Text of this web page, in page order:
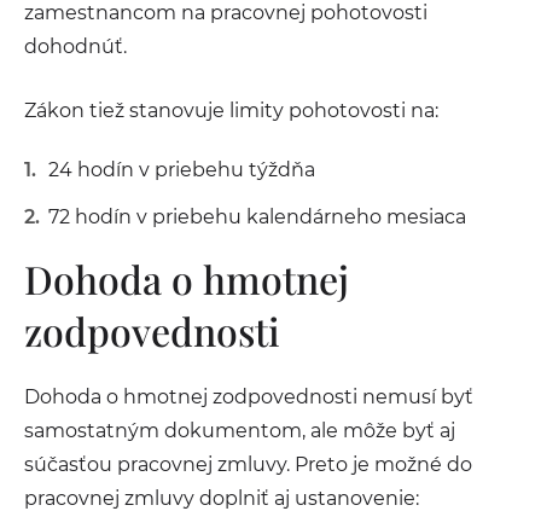
zamestnancom na pracovnej pohotovosti
dohodnúť.
Zákon tiež stanovuje limity pohotovosti na:
24 hodín v priebehu týždňa
72 hodín v priebehu kalendárneho mesiaca
Dohoda o hmotnej
zodpovednosti
Dohoda o hmotnej zodpovednosti nemusí byť
samostatným dokumentom, ale môže byť aj
súčasťou pracovnej zmluvy. Preto je možné do
pracovnej zmluvy doplniť aj ustanovenie: